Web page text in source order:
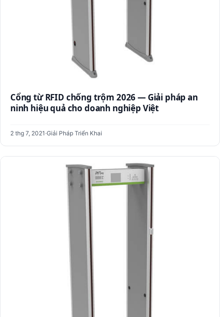
Cổng từ RFID chống trộm 2026 — Giải pháp an
ninh hiệu quả cho doanh nghiệp Việt
2 thg 7, 2021 ·Giải Pháp Triển Khai